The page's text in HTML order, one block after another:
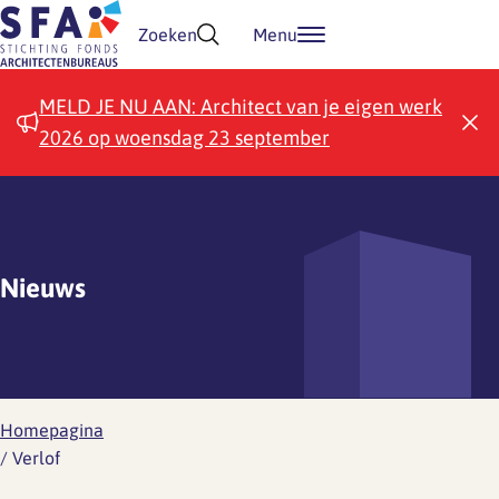
Doorgaan naar inhoud
Zoeken Menu
MELD JE NU AAN: Architect van je eigen werk
2026 op woensdag 23 september
Nieuws
Homepagina
/ Verlof